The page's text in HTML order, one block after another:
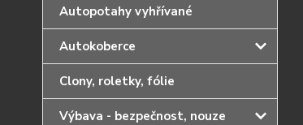
Autopotahy vyhřívané
Autokoberce
Clony, roletky, fólie
Výbava - bezpečnost, nouze